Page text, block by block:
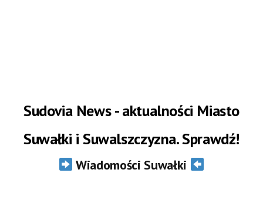
Sudovia News - aktualności Miasto
Suwałki i Suwalszczyzna. Sprawdź!
Wiadomości Suwałki